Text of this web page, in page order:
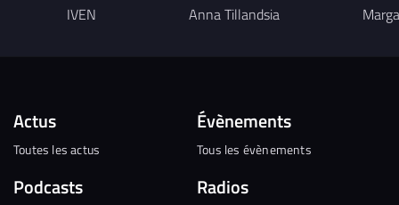
IVEN Anna Tillandsia
Actus
Toutes les actus
Podcasts
Évènements
Tous les évènements
Radios